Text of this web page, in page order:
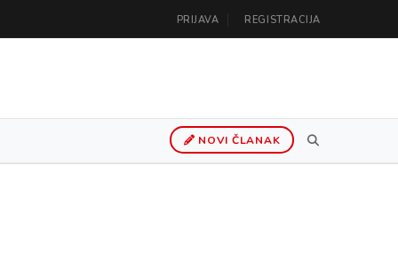
PRIJAVA REGISTRACIJA
NOVI ČLANAK